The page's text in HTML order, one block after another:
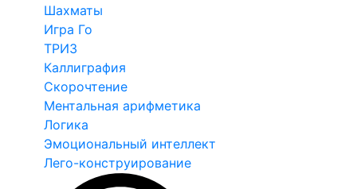
Шахматы
Игра Го
ТРИЗ
Каллиграфия
Скорочтение
Ментальная арифметика
Логика
Эмоциональный интеллект
Лего-конструирование